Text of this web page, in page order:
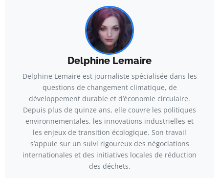
Delphine Lemaire
Delphine Lemaire est journaliste spécialisée dans les
questions de changement climatique, de
développement durable et d’économie circulaire.
Depuis plus de quinze ans, elle couvre les politiques
environnementales, les innovations industrielles et
les enjeux de transition écologique. Son travail
s’appuie sur un suivi rigoureux des négociations
internationales et des initiatives locales de réduction
des déchets.